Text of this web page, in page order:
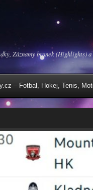
Záznamy branek (Highlights) a
– Fotbal, Hokej, Tenis,